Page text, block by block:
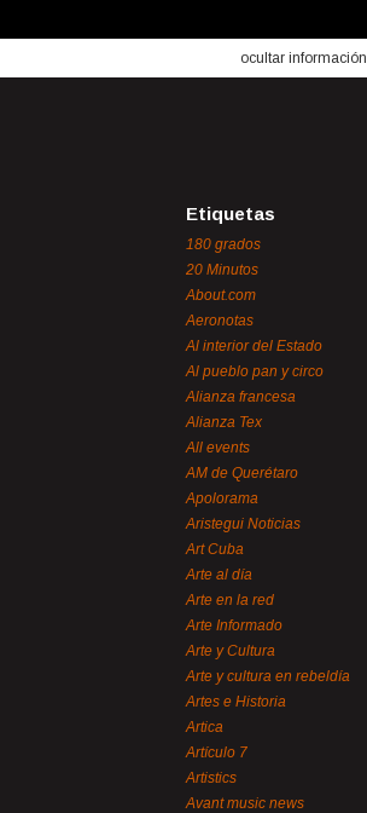
ocultar información
Etiquetas
180 grados
20 Minutos
About.com
Aeronotas
Al interior del Estado
Al pueblo pan y circo
Alianza francesa
Alianza Tex
All events
AM de Querétaro
Apolorama
Aristegui Noticias
Art Cuba
Arte al día
Arte en la red
Arte Informado
Arte y Cultura
Arte y cultura en rebeldía
Artes e Historia
Artica
Artículo 7
Artistics
Avant music news